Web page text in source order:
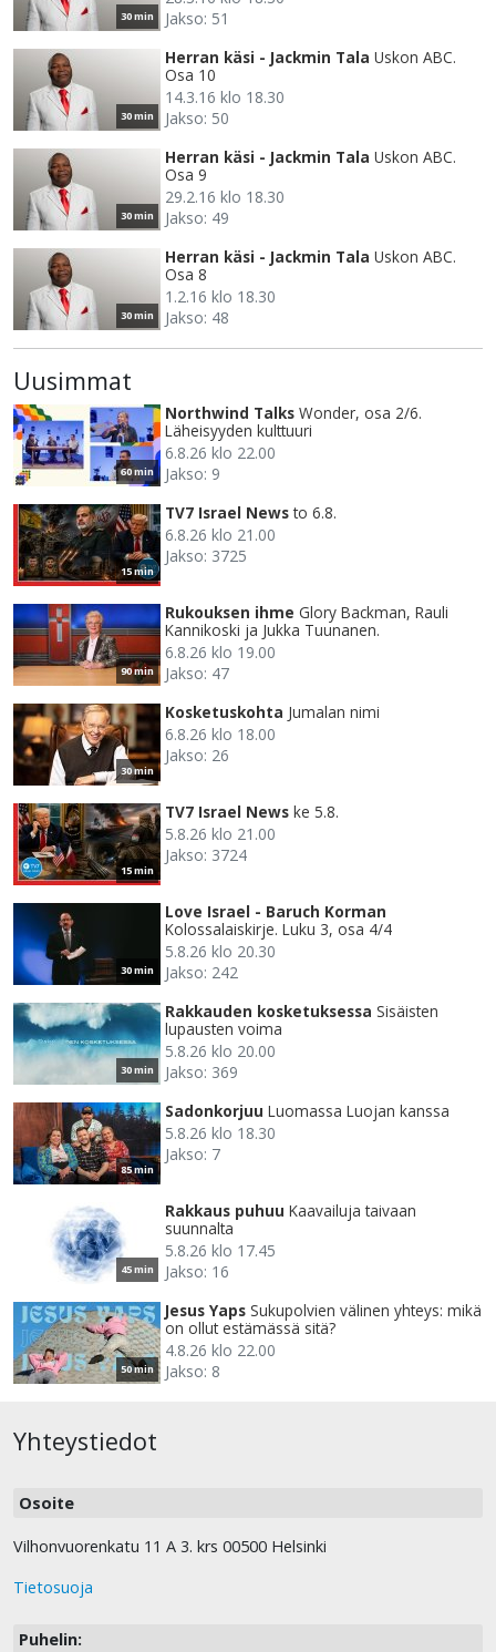
30 min
Jakso: 51
30 min
Herran käsi - Jackmin Tala Uskon ABC.
Osa 10
14.3.16 klo 18.30
Jakso: 50
30 min
Herran käsi - Jackmin Tala Uskon ABC.
Osa 9
29.2.16 klo 18.30
Jakso: 49
30 min
Herran käsi - Jackmin Tala Uskon ABC.
Osa 8
1.2.16 klo 18.30
Jakso: 48
Uusimmat
60 min
Northwind Talks Wonder, osa 2/6.
Läheisyyden kulttuuri
6.8.26 klo 22.00
Jakso: 9
15 min
TV7 Israel News to 6.8.
6.8.26 klo 21.00
Jakso: 3725
90 min
Rukouksen ihme Glory Backman, Rauli
Kannikoski ja Jukka Tuunanen.
6.8.26 klo 19.00
Jakso: 47
30 min
Kosketuskohta Jumalan nimi
6.8.26 klo 18.00
Jakso: 26
15 min
TV7 Israel News ke 5.8.
5.8.26 klo 21.00
Jakso: 3724
30 min
Love Israel - Baruch Korman
Kolossalaiskirje. Luku 3, osa 4/4
5.8.26 klo 20.30
Jakso: 242
30 min
Rakkauden kosketuksessa Sisäisten
lupausten voima
5.8.26 klo 20.00
Jakso: 369
85 min
Sadonkorjuu Luomassa Luojan kanssa
5.8.26 klo 18.30
Jakso: 7
45 min
Rakkaus puhuu Kaavailuja taivaan
suunnalta
5.8.26 klo 17.45
Jakso: 16
50 min
Jesus Yaps Sukupolvien välinen yhteys: mikä
on ollut estämässä sitä?
4.8.26 klo 22.00
Jakso: 8
Yhteystiedot
Osoite
Vilhonvuorenkatu 11 A 3. krs 00500 Helsinki
Tietosuoja
Puhelin: